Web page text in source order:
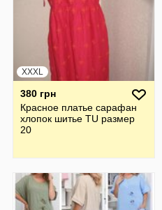
XXXL
380 грн
Красное платье сарафан
хлопок шитье TU размер
20